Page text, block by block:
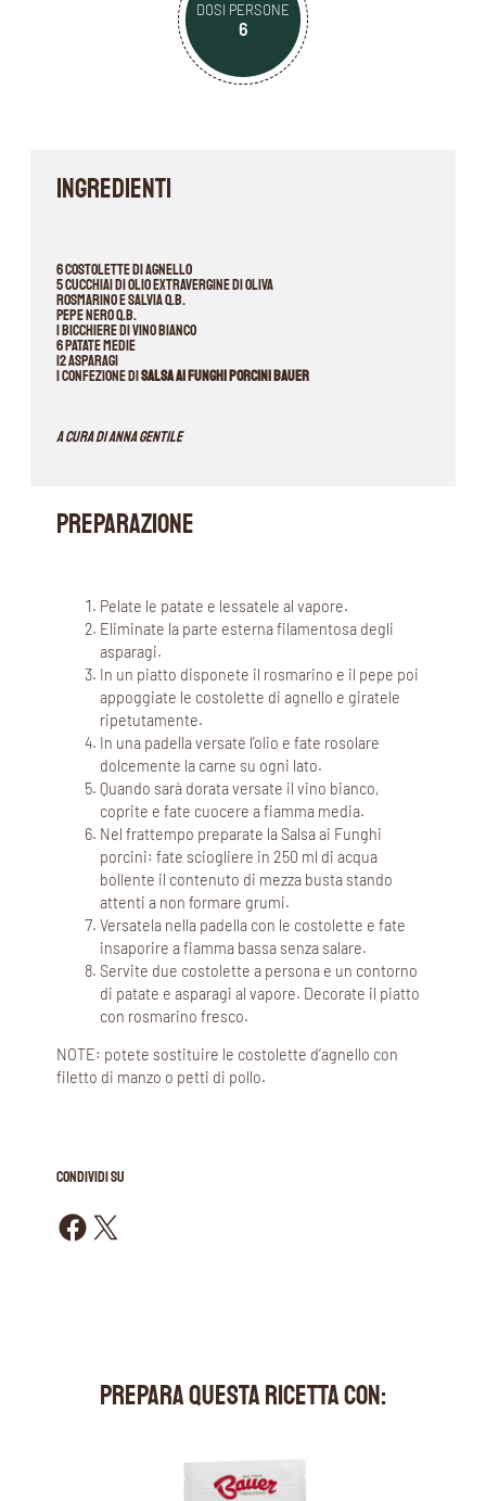
DOSI PERSONE
6
INGREDIENTI
6 costolette di agnello
5 cucchiai di olio extravergine di oliva
Rosmarino e salvia q.b.
Pepe nero q.b.
1 bicchiere di vino bianco
6 patate medie
12 asparagi
1 confezione diSalsa ai Funghi porcini Bauer
A cura di Anna Gentile
PREPARAZIONE
Pelate le patate e lessatele al vapore.
Eliminate la parte esterna filamentosa degli
asparagi.
In un piatto disponete il rosmarino e il pepe poi
appoggiate le costolette di agnello e giratele
ripetutamente.
In una padella versate l’olio e fate rosolare
dolcemente la carne su ogni lato.
Quando sarà dorata versate il vino bianco,
coprite e fate cuocere a fiamma media.
Nel frattempo preparate la Salsa ai Funghi
porcini: fate sciogliere in 250 ml di acqua
bollente il contenuto di mezza busta stando
attenti a non formare grumi.
Versatela nella padella con le costolette e fate
insaporire a fiamma bassa senza salare.
Servite due costolette a persona e un contorno
di patate e asparagi al vapore. Decorate il piatto
con rosmarino fresco.
NOTE: potete sostituire le costolette d’agnello con
filetto di manzo o petti di pollo.
CONDIVIDI SU
Condividi su Facebook Condividi su X
PREPARA QUESTA RICETTA CON: